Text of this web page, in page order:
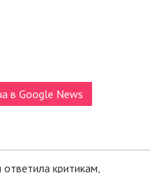
в Google News
ответила критикам,